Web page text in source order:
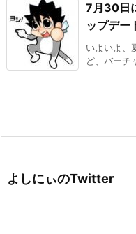
7月30日
ップデー
いよいよ、
ど、バーチ
よしにぃのTwitter